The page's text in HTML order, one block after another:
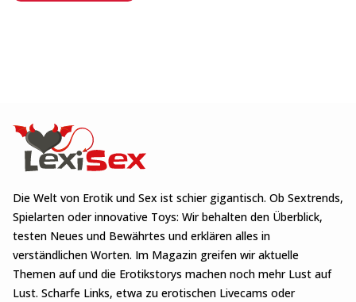
Die Welt von Erotik und Sex ist schier gigantisch. Ob Sextrends,
Spielarten oder innovative Toys: Wir behalten den Überblick,
testen Neues und Bewährtes und erklären alles in
verständlichen Worten. Im Magazin greifen wir aktuelle
Themen auf und die Erotikstorys machen noch mehr Lust auf
Lust. Scharfe Links, etwa zu erotischen Livecams oder